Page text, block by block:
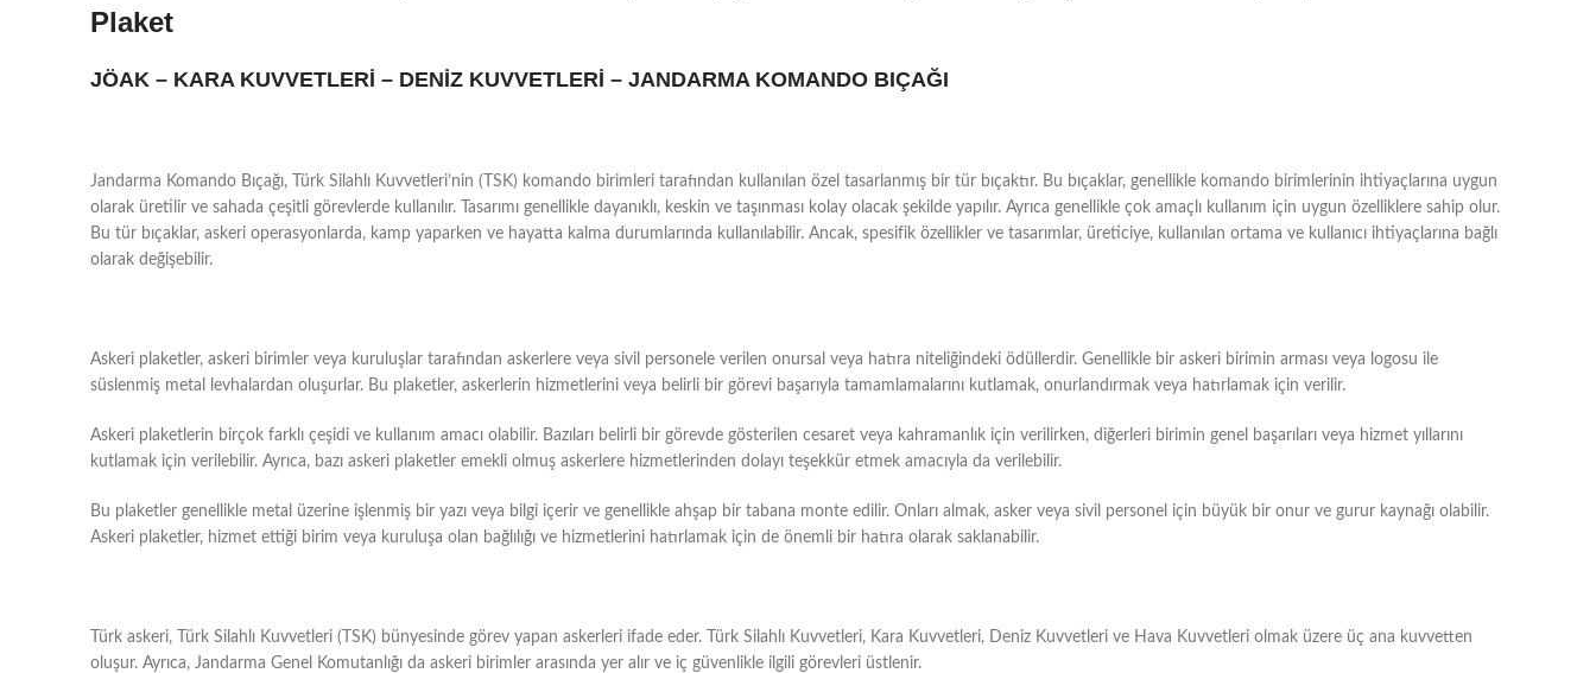
Plaket
JÖAK – KARA KUVVETLERİ – DENİZ KUVVETLERİ – JANDARMA KOMANDO BIÇAĞI
Jandarma Komando Bıçağı, Türk Silahlı Kuvvetleri’nin (TSK) komando birimleri tarafından kullanılan özel tasarlanmış bir tür bıçaktır. Bu bıçaklar, genellikle komando birimlerinin ihtiyaçlarına uygun
olarak üretilir ve sahada çeşitli görevlerde kullanılır. Tasarımı genellikle dayanıklı, keskin ve taşınması kolay olacak şekilde yapılır. Ayrıca genellikle çok amaçlı kullanım için uygun özelliklere sahip olur.
Bu tür bıçaklar, askeri operasyonlarda, kamp yaparken ve hayatta kalma durumlarında kullanılabilir. Ancak, spesifik özellikler ve tasarımlar, üreticiye, kullanılan ortama ve kullanıcı ihtiyaçlarına bağlı
olarak değişebilir.
Askeri plaketler, askeri birimler veya kuruluşlar tarafından askerlere veya sivil personele verilen onursal veya hatıra niteliğindeki ödüllerdir. Genellikle bir askeri birimin arması veya logosu ile
süslenmiş metal levhalardan oluşurlar. Bu plaketler, askerlerin hizmetlerini veya belirli bir görevi başarıyla tamamlamalarını kutlamak, onurlandırmak veya hatırlamak için verilir.
Askeri plaketlerin birçok farklı çeşidi ve kullanım amacı olabilir. Bazıları belirli bir görevde gösterilen cesaret veya kahramanlık için verilirken, diğerleri birimin genel başarıları veya hizmet yıllarını
kutlamak için verilebilir. Ayrıca, bazı askeri plaketler emekli olmuş askerlere hizmetlerinden dolayı teşekkür etmek amacıyla da verilebilir.
Bu plaketler genellikle metal üzerine işlenmiş bir yazı veya bilgi içerir ve genellikle ahşap bir tabana monte edilir. Onları almak, asker veya sivil personel için büyük bir onur ve gurur kaynağı olabilir.
Askeri plaketler, hizmet ettiği birim veya kuruluşa olan bağlılığı ve hizmetlerini hatırlamak için de önemli bir hatıra olarak saklanabilir.
Türk askeri, Türk Silahlı Kuvvetleri (TSK) bünyesinde görev yapan askerleri ifade eder. Türk Silahlı Kuvvetleri, Kara Kuvvetleri, Deniz Kuvvetleri ve Hava Kuvvetleri olmak üzere üç ana kuvvetten
oluşur. Ayrıca, Jandarma Genel Komutanlığı da askeri birimler arasında yer alır ve iç güvenlikle ilgili görevleri üstlenir.